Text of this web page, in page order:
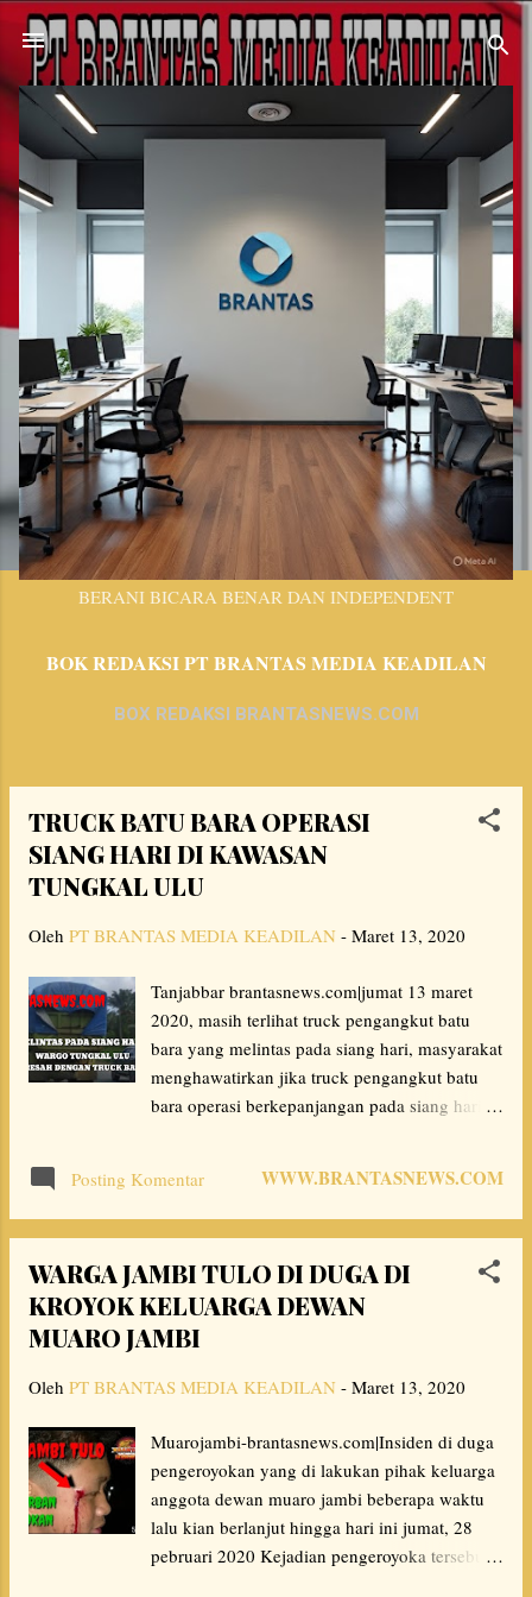
Langsung ke konten utama
BERANI BICARA BENAR DAN INDEPENDENT
BOK REDAKSI PT BRANTAS MEDIA KEADILAN
BOX REDAKSI BRANTASNEWS.COM
TRUCK BATU BARA OPERASI
SIANG HARI DI KAWASAN
TUNGKAL ULU
Oleh PT BRANTAS MEDIA KEADILAN - Maret 13, 2020
Tanjabbar brantasnews.com|jumat 13 maret
2020, masih terlihat truck pengangkut batu
bara yang melintas pada siang hari, masyarakat
menghawatirkan jika truck pengangkut batu
bara operasi berkepanjangan pada siang hari
pengangkutan batu bara dalam provinsi jambi.
1 kepada semua pengusaha batu bara dan
perda provinsi jambi no 13 tahun 2012 tentang
pengaturan pengangkutan batu bara dalam
provinsi jambi dan peraturan gubernur nomor
pengangkutan batu bara Sesuai pasal 8
Di laksanakan dengan pola sistem one way
dari simpang niam menuju lubuk kambing,
merlung mulai pukul 20.00 wib malam s/d
05.00 wib pagi. Tapi yg terlihat saat ini
pengankutan batu bara yg melintas di
Posting Komentar WWW.BRANTASNEWS.COM
WARGA JAMBI TULO DI DUGA DI
KROYOK KELUARGA DEWAN
MUARO JAMBI
Oleh PT BRANTAS MEDIA KEADILAN - Maret 13, 2020
Muarojambi-brantasnews.com|Insiden di duga
pengeroyokan yang di lakukan pihak keluarga
anggota dewan muaro jambi beberapa waktu
lalu kian berlanjut hingga hari ini jumat, 28
pebruari 2020 Kejadian pengeroyoka tersebut